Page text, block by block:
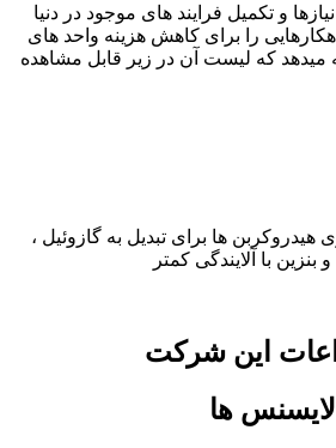
و تکمیل فرایند های موجود در دنیا
را برای کاهش هزینه واحد های
میدهد که لیست آن در زیر قابل مشاهده
ها برای تبدیل به گازوئیل ،
بنزین با آلایندگی کمتر
این شرکت
ها